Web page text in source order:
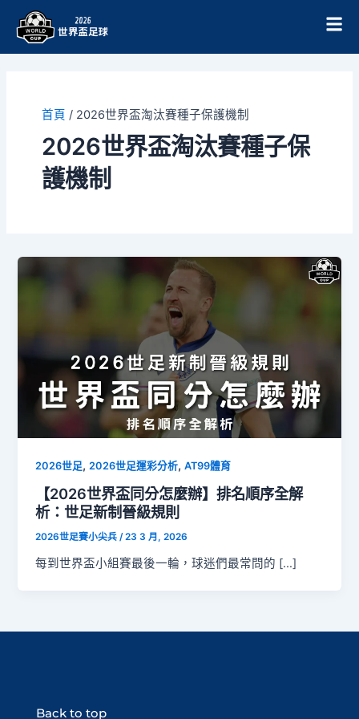
首頁 / 2026世界盃淘汰賽種子保護機制
2026世界盃淘汰賽種子保
護機制
2026世足,2026世足運彩分析,AT99體育
【2026世界盃同分怎麼辦】排名順序全解
析：世足新制晉級規則
2026世足賽小尖兵/23 3 月, 2026
每到世界盃小組賽最後一輪，球迷們最常問的 […]
Back to top